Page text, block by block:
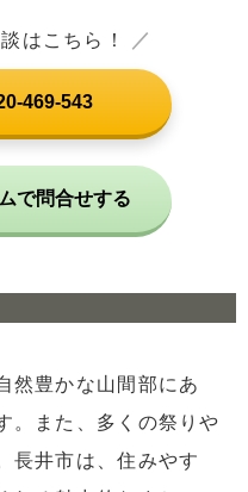
はこちら！ ／
469-543
で問合せする
然豊かな山間部にあ
。また、多くの祭りや
長井市は、住みやす